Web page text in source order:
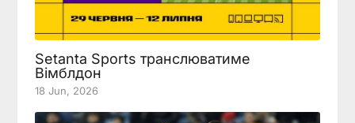
Setanta Sports транслюватиме
Вімблдон
18 Jun, 2026